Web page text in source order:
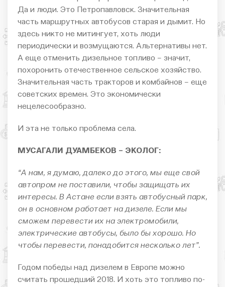
Да и люди. Это Петропавловск. Значительная
часть маршрутных автобусов старая и дымит. Но
здесь никто не митингует, хоть люди
периодически и возмущаются. Альтернативы нет.
А еще отменить дизельное топливо – значит,
похоронить отечественное сельское хозяйство.
Значительная часть тракторов и комбайнов – еще
советских времен. Это экономически
нецелесообразно.
И эта не только проблема села.
МУСАГАЛИ ДУАМБЕКОВ – ЭКОЛОГ:
“А нам, я думаю, далеко до этого, мы еще свой
автопром не поставили, чтобы защищать их
интересы. В Астане если взять автобусный парк,
он в основном работает на дизеле. Если мы
сможем перевести их на электромобили,
электрические автобусы, было бы хорошо. Но
чтобы перевести, понадобится несколько лет”.
Годом победы над дизелем в Европе можно
считать прошедший 2018. И хоть это топливо по-